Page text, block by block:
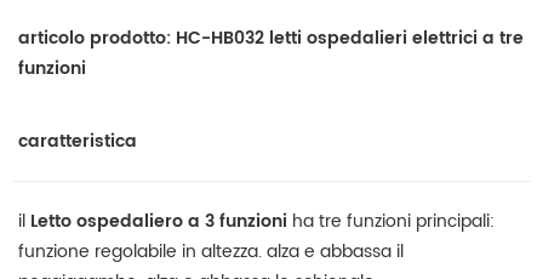
articolo prodotto: HC-HB032 letti ospedalieri elettrici a tre
funzioni
caratteristica
il Letto ospedaliero a 3 funzioni ha tre funzioni principali:
funzione regolabile in altezza. alza e abbassa il